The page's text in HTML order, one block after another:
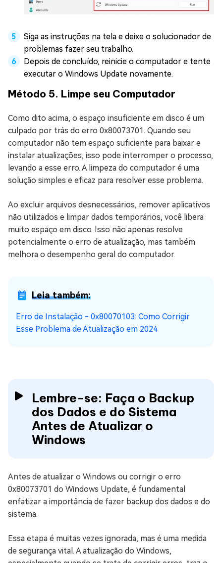
Siga as instruções na tela e deixe o solucionador de
problemas fazer seu trabalho.
Depois de concluído, reinicie o computador e tente
executar o Windows Update novamente.
Método 5. Limpe seu Computador
Como dito acima, o espaço insuficiente em disco é um
culpado por trás do erro 0x80073701. Quando seu
computador não tem espaço suficiente para baixar e
instalar atualizações, isso pode interromper o processo,
levando a esse erro. A limpeza do computador é uma
solução simples e eficaz para resolver esse problema.
Ao excluir arquivos desnecessários, remover aplicativos
não utilizados e limpar dados temporários, você libera
muito espaço em disco. Isso não apenas resolve
potencialmente o erro de atualização, mas também
melhora o desempenho geral do computador.
Leia também:
Erro de Instalação - 0x80070103: Como Corrigir
Esse Problema de Atualização em 2024
Lembre-se: Faça o Backup
dos Dados e do Sistema
Antes de Atualizar o
Windows
Antes de atualizar o Windows ou corrigir o erro
0x80073701 do Windows Update, é fundamental
enfatizar a importância de fazer backup dos dados e do
sistema.
Essa etapa é muitas vezes ignorada, mas é uma medida
de segurança vital. A atualização do Windows,